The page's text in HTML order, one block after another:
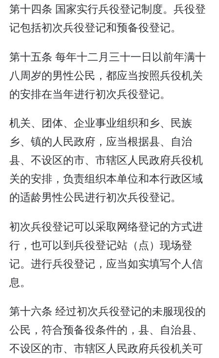
第十四条 国家实行兵役登记制度。兵役登
记包括初次兵役登记和预备役登记。
第十五条 每年十二月三十一日以前年满十
八周岁的男性公民，都应当按照兵役机关
的安排在当年进行初次兵役登记。
机关、团体、企业事业组织和乡、民族
乡、镇的人民政府，应当根据县、自治
县、不设区的市、市辖区人民政府兵役机
关的安排，负责组织本单位和本行政区域
的适龄男性公民进行初次兵役登记。
初次兵役登记可以采取网络登记的方式进
行，也可以到兵役登记站（点）现场登
记。进行兵役登记，应当如实填写个人信
息。
第十六条 经过初次兵役登记的未服现役的
公民，符合预备役条件的，县、自治县、
不设区的市、市辖区人民政府兵役机关可